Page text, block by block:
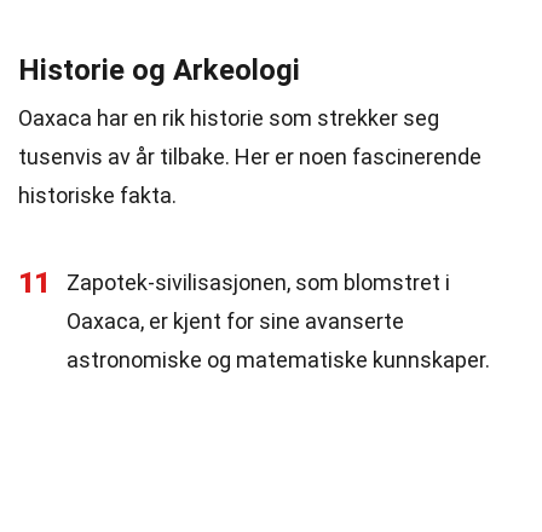
Historie og Arkeologi
Oaxaca har en rik historie som strekker seg
tusenvis av år tilbake. Her er noen fascinerende
historiske fakta.
11
Zapotek-sivilisasjonen, som blomstret i
Oaxaca, er kjent for sine avanserte
astronomiske og matematiske kunnskaper.